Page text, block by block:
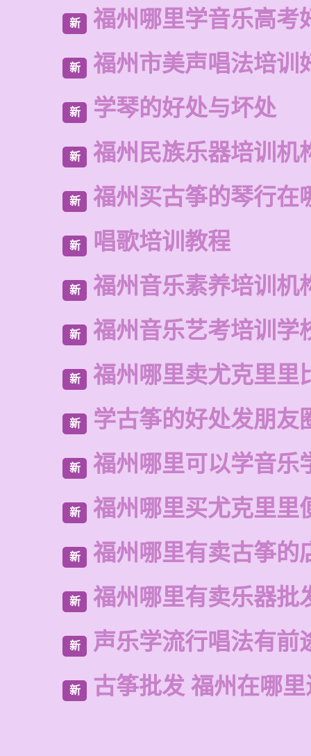
新 福州哪里学音乐高考
新 福州市美声唱法培训
新 学琴的好处与坏处
新 福州民族乐器培训机
新 福州买古筝的琴行在
新 唱歌培训教程
新 福州音乐素养培训机
新 福州音乐艺考培训学
新 福州哪里卖尤克里里
新 学古筝的好处发朋友
新 福州哪里可以学音乐
新 福州哪里买尤克里里
新 福州哪里有卖古筝的
新 福州哪里有卖乐器批
新 声乐学流行唱法有前
新 古筝批发 福州在哪